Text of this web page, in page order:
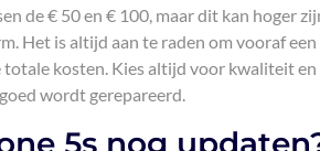
de € 50 en € 100, maar dit kan hoger
Het is altijd aan te raden om vooraf
kosten. Kies altijd voor kwaliteit
wordt gerepareerd.
5s nog